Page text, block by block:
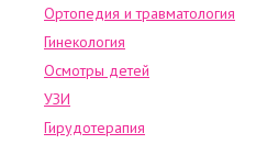
Ортопедия и травматология
Гинекология
Осмотры детей
УЗИ
Гирудотерапия